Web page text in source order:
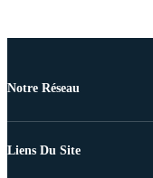
Notre Réseau
Liens Du Site